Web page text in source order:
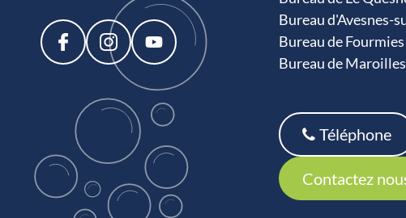
Bureau d'Avesnes-
Bureau de
Bureau de
Téléphone
Contactez